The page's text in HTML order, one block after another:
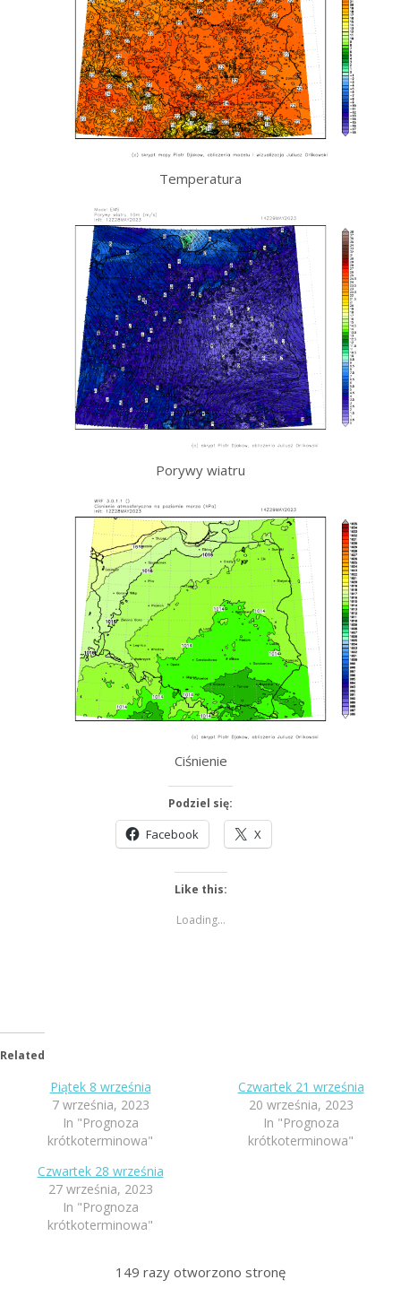
Temperatura
Porywy wiatru
Ciśnienie
Podziel się:
Facebook X
Like this:
Loading...
Related
Piątek 8 września
7 września, 2023
In "Prognoza
krótkoterminowa"
Czwartek 21 września
20 września, 2023
In "Prognoza
krótkoterminowa"
Czwartek 28 września
27 września, 2023
In "Prognoza
krótkoterminowa"
149 razy otworzono stronę